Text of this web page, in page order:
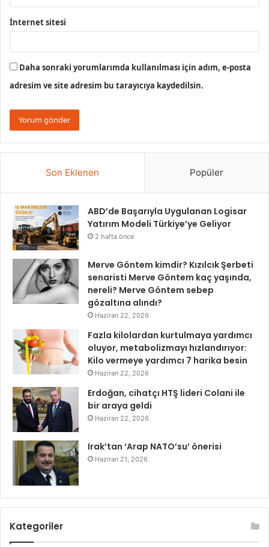
İnternet sitesi
Daha sonraki yorumlarımda kullanılması için adım, e-posta
adresim ve site adresim bu tarayıcıya kaydedilsin.
Son Eklenen Popüler
ABD’de Başarıyla Uygulanan Logisar
Yatırım Modeli Türkiye’ye Geliyor
2 hafta önce
Merve Göntem kimdir? Kızılcık Şerbeti
senaristi Merve Göntem kaç yaşında,
nereli? Merve Göntem sebep
gözaltına alındı?
Haziran 22, 2026
Fazla kilolardan kurtulmaya yardımcı
oluyor, metabolizmayı hızlandırıyor:
Kilo vermeye yardımcı 7 harika besin
Haziran 22, 2026
Erdoğan, cihatçı HTŞ lideri Colani ile
bir araya geldi
Haziran 22, 2026
Irak’tan ‘Arap NATO’su’ önerisi
Haziran 21, 2026
Kategoriler